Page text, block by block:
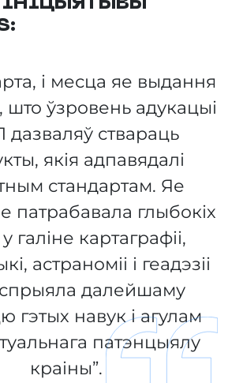
і месца яе выдання
што ўзровень адукацыі
дазваляў ствараць
якія адпавядалі
стандартам. Яе
патрабавала глыбокіх
галіне картаграфіі,
астраноміі і геадэзіі
далейшаму
гэтых навук і агулам
патэнцыялу
краіны”.